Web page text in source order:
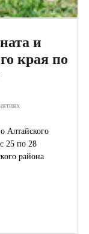
и
края по
Алтайского
25 по 28
района